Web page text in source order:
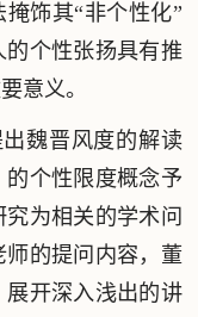
饰其“非个性化”
个性张扬具有推
意义。
魏晋风度的解读
个性限度概念予
为相关的学术问
的提问内容，董
开深入浅出的讲